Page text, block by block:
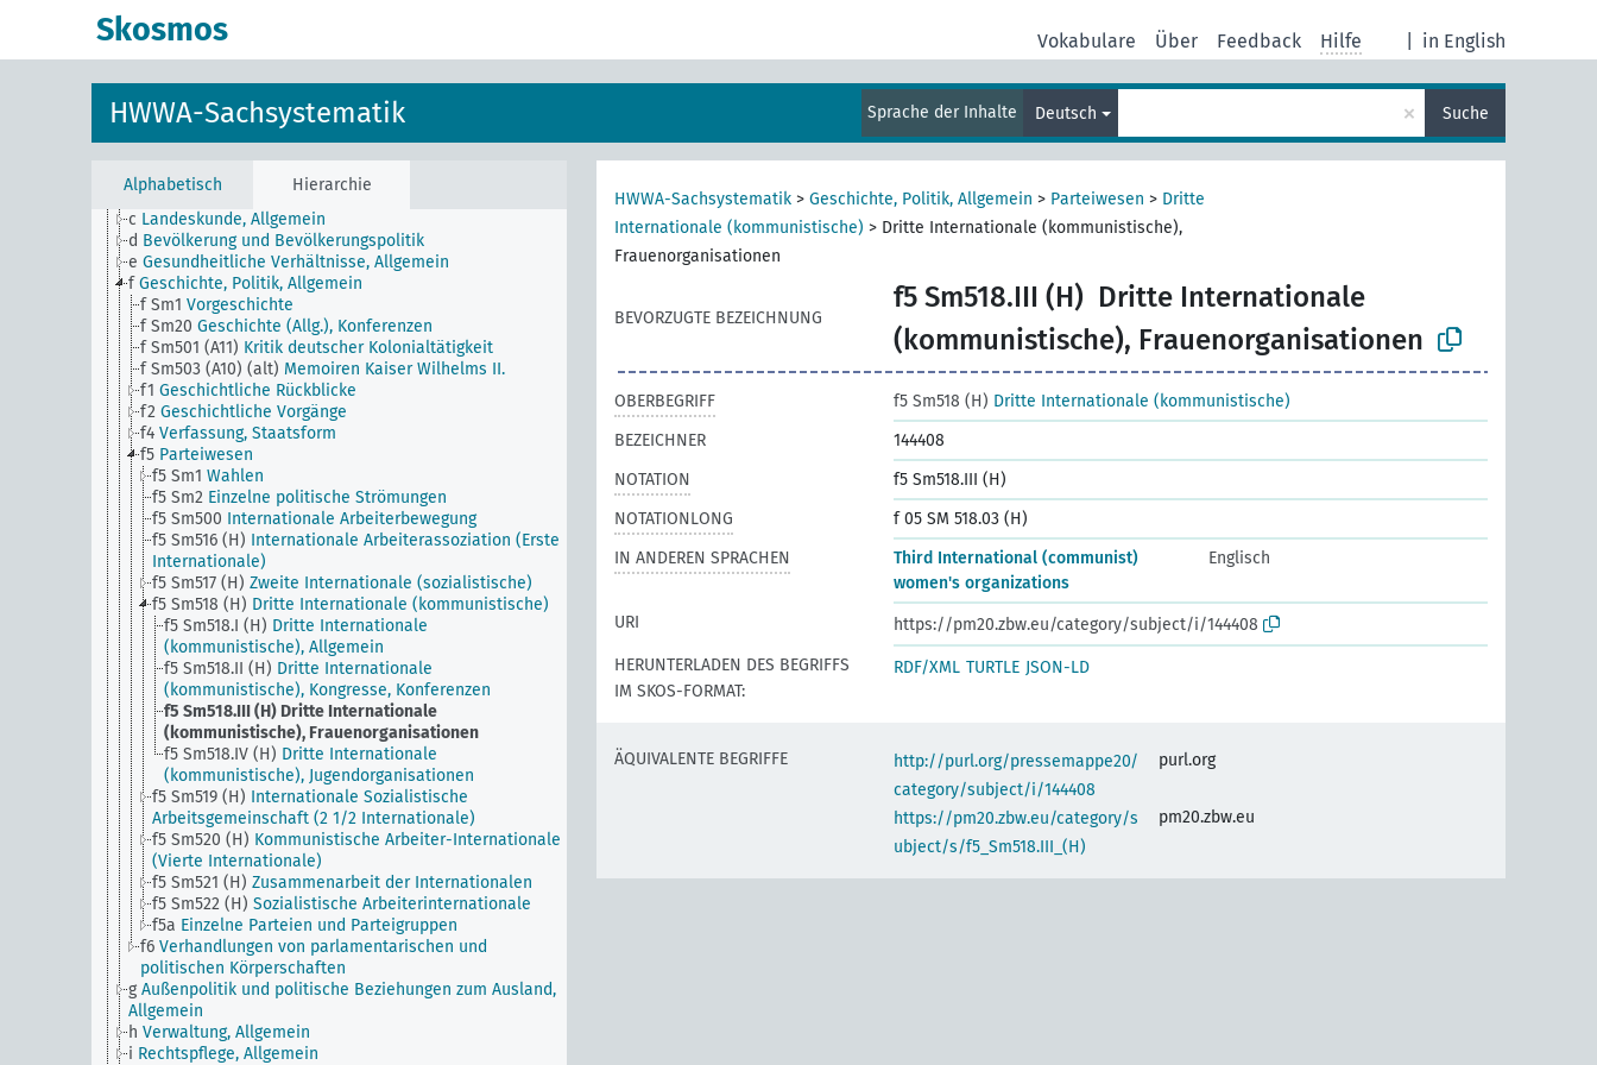
Skosmos in English
Vokabulare Über Feedback Hilfe
HWWA-Sachsystematik Sprache der Inhalte Deutsch × Suche
Alphabetisch Hierarchie
a Literatur, Allgemein
c Landeskunde, Allgemein
d Bevölkerung und Bevölkerungspolitik
e Gesundheitliche Verhältnisse, Allgemein
f Geschichte, Politik, Allgemein
f Sm1 Vorgeschichte
f Sm20 Geschichte (Allg.), Konferenzen
f Sm501 (A11) Kritik deutscher Kolonialtätigkeit
f Sm503 (A10) (alt) Memoiren Kaiser Wilhelms II.
f1 Geschichtliche Rückblicke
f2 Geschichtliche Vorgänge
f4 Verfassung, Staatsform
f5 Parteiwesen
f5 Sm1 Wahlen
f5 Sm2 Einzelne politische Strömungen
f5 Sm500 Internationale Arbeiterbewegung
f5 Sm516 (H) Internationale Arbeiterassoziation (Erste
Internationale)
f5 Sm517 (H) Zweite Internationale (sozialistische)
f5 Sm518 (H) Dritte Internationale (kommunistische)
f5 Sm518.I (H) Dritte Internationale
(kommunistische), Allgemein
f5 Sm518.II (H) Dritte Internationale
(kommunistische), Kongresse, Konferenzen
f5 Sm518.III (H) Dritte Internationale
(kommunistische), Frauenorganisationen
f5 Sm518.IV (H) Dritte Internationale
(kommunistische), Jugendorganisationen
f5 Sm519 (H) Internationale Sozialistische
Arbeitsgemeinschaft (2 1/2 Internationale)
f5 Sm520 (H) Kommunistische Arbeiter-Internationale
(Vierte Internationale)
f5 Sm521 (H) Zusammenarbeit der Internationalen
f5 Sm522 (H) Sozialistische Arbeiterinternationale
f5a Einzelne Parteien und Parteigruppen
f6 Verhandlungen von parlamentarischen und
politischen Körperschaften
g Außenpolitik und politische Beziehungen zum Ausland,
Allgemein
h Verwaltung, Allgemein
i Rechtspflege, Allgemein
HWWA-Sachsystematik > Geschichte, Politik, Allgemein > Parteiwesen > Dritte
Internationale (kommunistische) > Dritte Internationale (kommunistische),
Frauenorganisationen
BEVORZUGTE BEZEICHNUNG
f5 Sm518.III (H) Dritte Internationale
(kommunistische), Frauenorganisationen
OBERBEGRIFF f5 Sm518 (H) Dritte Internationale (kommunistische)
BEZEICHNER
144408
NOTATION
f5 Sm518.III (H)
NOTATIONLONG
f 05 SM 518.03 (H)
IN ANDEREN SPRACHEN
Third International (communist)
women's organizations
Englisch
URI
https://pm20.zbw.eu/category/subject/i/144408
HERUNTERLADEN DES BEGRIFFS
IM SKOS-FORMAT:
RDF/XML TURTLE JSON-LD
ÄQUIVALENTE BEGRIFFE
http://purl.org/pressemappe20/
category/subject/i/144408
purl.org
https://pm20.zbw.eu/category/s
ubject/s/f5_Sm518.III_(H)
pm20.zbw.eu